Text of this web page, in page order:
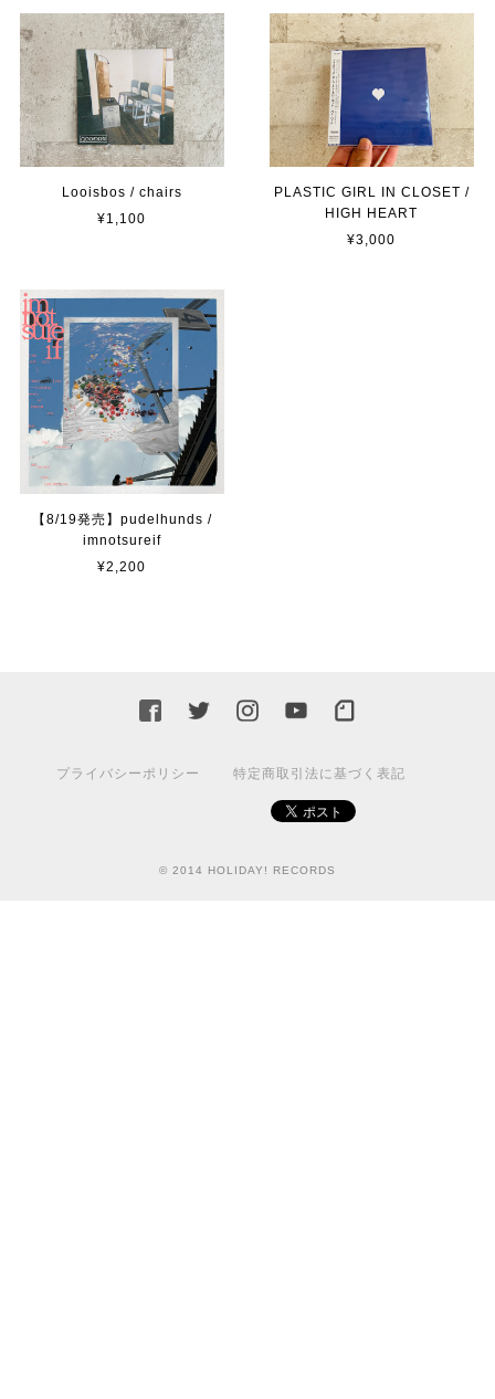
Looisbos / chairs
¥1,100
PLASTIC GIRL IN CLOSET /
HIGH HEART
¥3,000
【8/19発売】pudelhunds /
imnotsureif
¥2,200
プライバシーポリシー 特定商取引法に基づく表記
© 2014 HOLIDAY! RECORDS